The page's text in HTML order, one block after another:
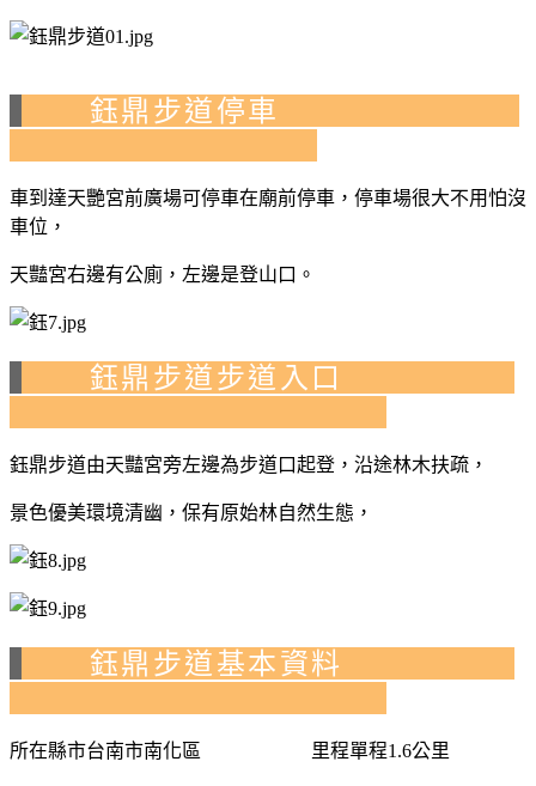
鈺鼎步道停車
車到達天艷宮前廣場可停車在廟前停車，停車場很大不用怕沒
車位，
天豔宮右邊有公廁，左邊是登山口。
鈺鼎步道步道入口
鈺鼎步道由天豔宮旁左邊為步道口起登，沿途林木扶疏，
景色優美環境清幽，保有原始林自然生態，
鈺鼎步道基本資料
所在縣市台南市南化區 里程單程1.6公里